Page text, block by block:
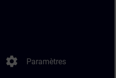
settings Paramètres